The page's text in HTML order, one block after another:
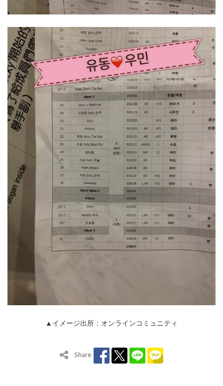
▲イメージ出所：オンラインコミュニティ
Share